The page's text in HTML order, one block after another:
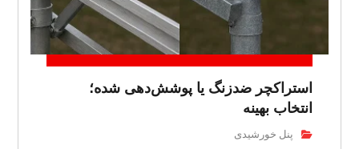
استراکچر ضدزنگ یا پوشش‌دهی شده؛
انتخاب بهینه
پنل خورشیدی